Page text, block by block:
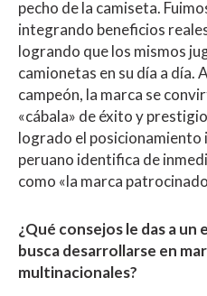
pecho de la camiseta.
integrando beneficios
logrando que los mismos
camionetas en su día a día.
campeón, la marca se
«cábala» de éxito y
logrado el posicionamiento
peruano identifica de
como «la marca
¿Qué consejos le das a
busca desarrollarse en
multinacionales?